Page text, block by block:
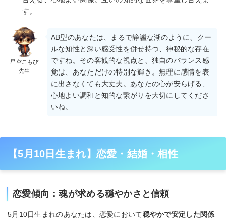
す。
星空こもぴ
先生
AB型のあなたは、まるで静謐な湖のように、クー
ルな知性と深い感受性を併せ持つ、神秘的な存在
ですね。その客観的な視点と、独自のバランス感
覚は、あなただけの特別な輝き。無理に感情を表
に出さなくても大丈夫。あなたの心が安らげる、
心地よい調和と知的な繋がりを大切にしてくださ
いね。
【5月10日生まれ】恋愛・結婚・相性
恋愛傾向：魂が求める穏やかさと信頼
5月10日生まれのあなたは、恋愛において穏やかで安定した関係